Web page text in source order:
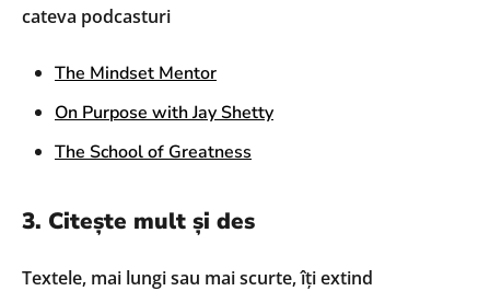
cateva podcasturi
The Mindset Mentor
On Purpose with Jay Shetty
The School of Greatness
3. Citește mult și des
Textele, mai lungi sau mai scurte, îți extind